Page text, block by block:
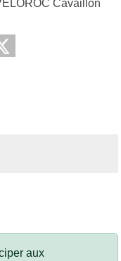
Cavaillon
aux